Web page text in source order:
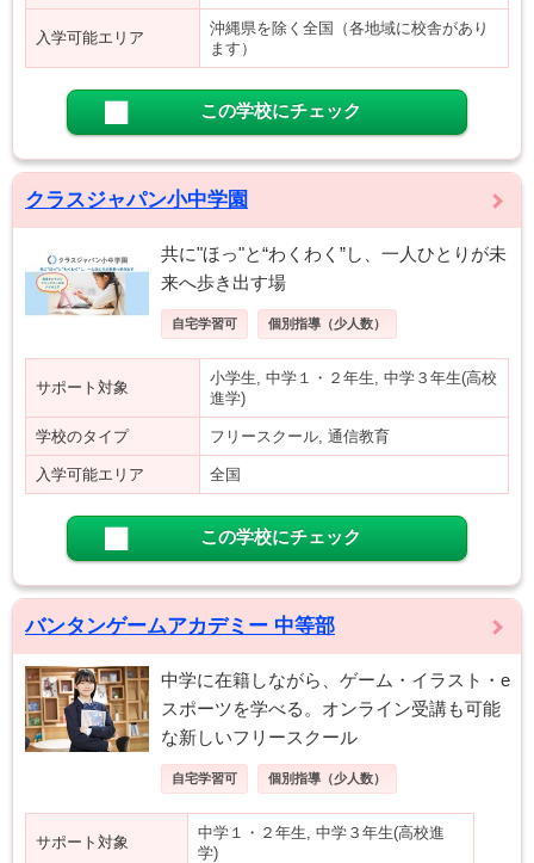
入学可能エリア
沖縄県を除く全国（各地域に校舎があり
ます）
この学校にチェック
クラスジャパン小中学園
共に"ほっ"と“わくわく”し、一人ひとりが未
来へ歩き出す場
自宅学習可 個別指導（少人数）
サポート対象
小学生, 中学１・２年生, 中学３年生(高校
進学)
学校のタイプ フリースクール, 通信教育
入学可能エリア 全国
この学校にチェック
バンタンゲームアカデミー 中等部
中学に在籍しながら、ゲーム・イラスト・e
スポーツを学べる。オンライン受講も可能
な新しいフリースクール
自宅学習可 個別指導（少人数）
サポート対象
中学１・２年生, 中学３年生(高校進
学)